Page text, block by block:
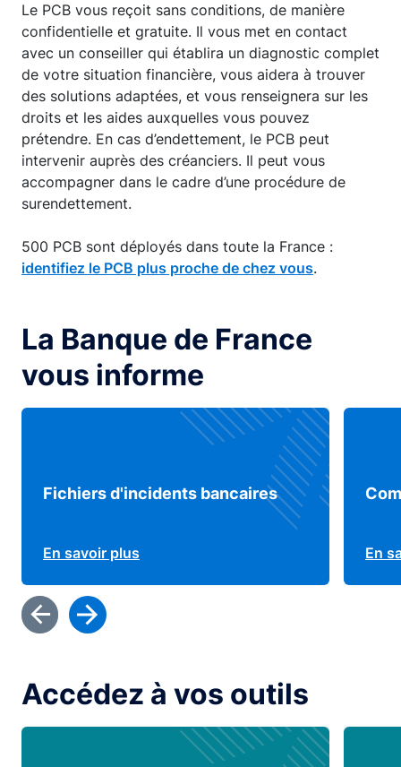
Le PCB vous reçoit sans conditions, de manière
confidentielle et gratuite. Il vous met en contact
avec un conseiller qui établira un diagnostic complet
de votre situation financière, vous aidera à trouver
des solutions adaptées, et vous renseignera sur les
droits et les aides auxquelles vous pouvez
prétendre. En cas d’endettement, le PCB peut
intervenir auprès des créanciers. Il peut vous
accompagner dans le cadre d’une procédure de
surendettement.
500 PCB sont déployés dans toute la France :
identifiez le PCB plus proche de chez vous.
La Banque de France
vous informe
Fichiers d'incidents bancaires
En savoir plus En
Accédez à vos outils